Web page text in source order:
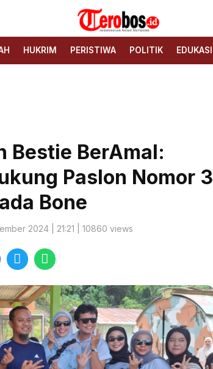
Terobos.id – Kabar terkini
dari Indonesia
Media siber yang
menyajikan berita terbaru
dan kabar terkini dari
HUKRIM PERISTIWA POLITIK EDUKASI
Bestie BerAmal:
Paslon Nomor 3
Bone
2024 | 21:21 | 10860 views